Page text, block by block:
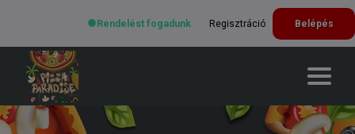
Rendelést fogadunk Regisztráció Belépés